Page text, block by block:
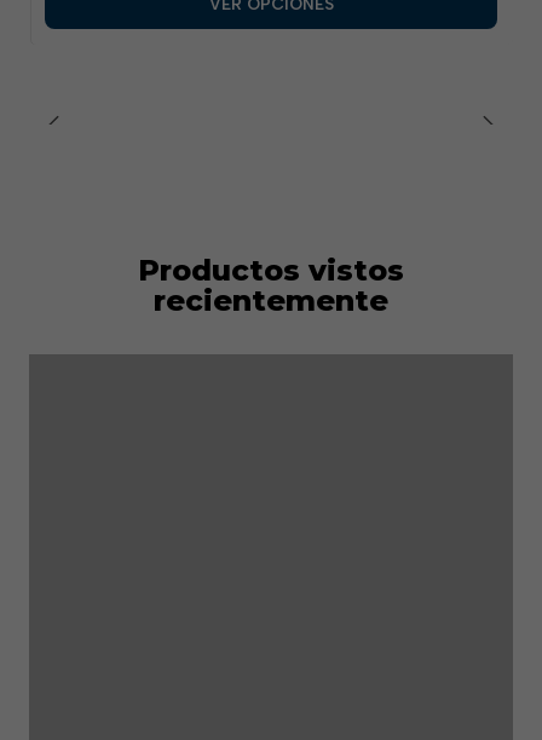
Productos vistos
recientemente